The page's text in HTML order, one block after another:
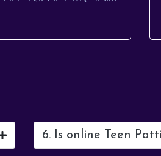
अभिनेता और
6. Is online Teen